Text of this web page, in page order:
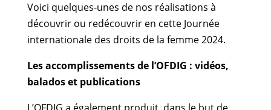
Voici quelques-unes de nos réalisations à
découvrir ou redécouvrir en cette Journée
internationale des droits de la femme 2024.
Les accomplissements de l’OFDIG : vidéos,
balados et publications